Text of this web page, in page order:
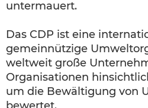
untermauert.
Das CDP ist eine
gemeinnützige
weltweit große
Organisationen
um die Bewältigung von
bewertet.